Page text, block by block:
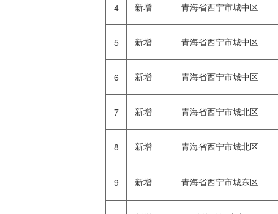
4 新增 青海省西宁市城中区
5 新增 青海省西宁市城中区
6 新增 青海省西宁市城中区
7 新增 青海省西宁市城北区
8 新增 青海省西宁市城北区
9 新增 青海省西宁市城东区